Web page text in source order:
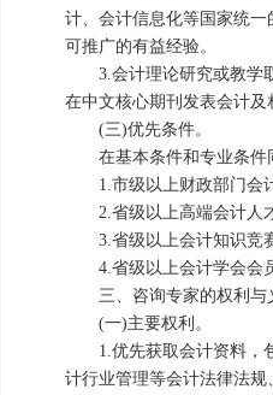
计、会计信息化等国家统
可推广的有益经验。
3.会计理论研究或教学取
在中文核心期刊发表会计及
(三)优先条件。
在基本条件和专业条件同
1.市级以上财政部门会计
2.省级以上高端会计人才
3.省级以上会计知识竞赛
4.省级以上会计学会会员
三、咨询专家的权利与
(一)主要权利。
1.优先获取会计资料，包
计行业管理等会计法律法规